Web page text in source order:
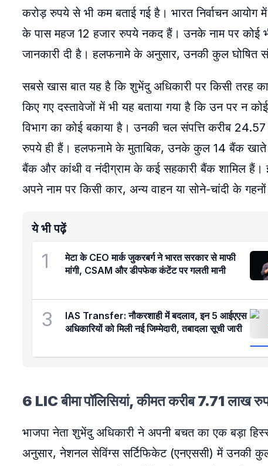
करोड़ रुपये से भी कम बताई गई है। भारत निर्वाचन
के पास महज 12 हजार रुपये नकद हैं। उनके नाम पर कोई
जानकारी दी है। हलफनामे के अनुसार, उनकी कुल घोषित
सबसे खास बात यह है कि शुभेंदु अधिकारी पर किसी तरह का
किए गए दस्तावेजों में भी यह बताया गया है कि उन पर न
विभाग का कोई बकाया है। उनकी चल संपत्ति करीब
रुपये ही हैं। हलफनामे के मुताबिक, उनके कुल 14 बैंक
बैंक और कांथी व नंदीग्राम के कई सहकारी बैंक शामिल
अपने नाम पर किसी कार, अन्य वाहन या सोने-चांदी के
ये भी पढ़ें
1
मेटा के CEO मार्क जुकरबर्ग ने भारत सरकार से माफी
मांगी, CSAM और डीपफेक कंटेंट पर गलती मानी
3
IAS Transfer: नौकरशाही में बदलाव, इन 5 आईएएस
अधिकारियों को मिली नई जिम्मेदारी, तबादला सूची जारी
6 LIC बीमा पॉलिसियां, कीमत करीब 7.71 लाख
भाजपा नेता शुभेंदु अधिकारी ने अपनी बचत का एक बड़ा
अनुसार, नेशनल सेविंग्स सर्टिफिकेट (एनएससी) में उनकी